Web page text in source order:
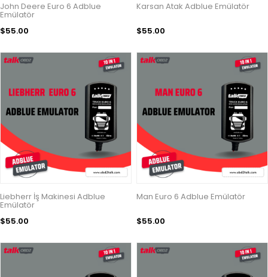
John Deere Euro 6 Adblue
Emülatör
$55.00
Karsan Atak Adblue Emülatör
$55.00
Liebherr İş Makinesi Adblue
Emülatör
$55.00
Man Euro 6 Adblue Emülatör
$55.00